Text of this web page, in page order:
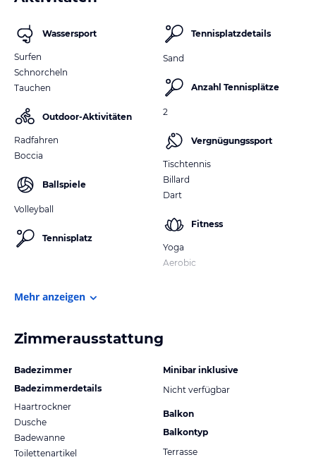
Wassersport
Surfen
Schnorcheln
Tauchen
Outdoor-Aktivitäten
Radfahren
Boccia
Ballspiele
Volleyball
Tennisplatz
Tennisplatzdetails
Sand
Anzahl Tennisplätze
2
Vergnügungssport
Tischtennis
Billard
Dart
Fitness
Yoga
Aerobic
Mehr anzeigen
Zimmerausstattung
Badezimmer
Badezimmerdetails
Haartrockner
Dusche
Badewanne
Toilettenartikel
Minibar inklusive
Nicht verfügbar
Balkon
Balkontyp
Terrasse